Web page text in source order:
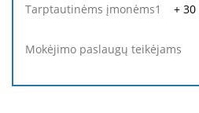
Tarptautinėms
Mokėjimo
+ 30